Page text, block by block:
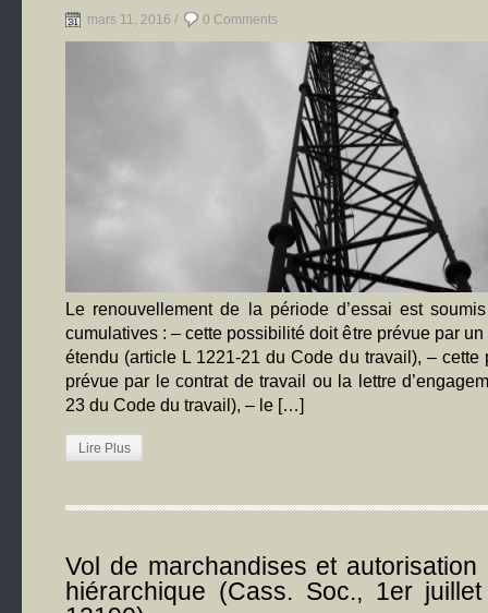
mars 11, 2016 / 0 Comments
Le renouvellement de la période d’essai est
cumulatives : – cette possibilité doit être prévue par
étendu (article L 1221-21 du Code du travail), – cette
prévue par le contrat de travail ou la lettre
23 du Code du travail), – le […]
Lire Plus
Vol de marchandises et
hiérarchique (Cass. Soc., 1er